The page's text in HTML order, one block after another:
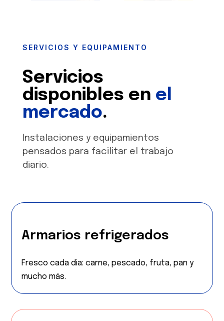
SERVICIOS Y EQUIPAMIENTO
Servicios
disponibles en el
mercado.
Instalaciones y equipamientos
pensados para facilitar el trabajo
diario.
Armarios refrigerados
Fresco cada dia: carne, pescado, fruta, pan y
mucho más.